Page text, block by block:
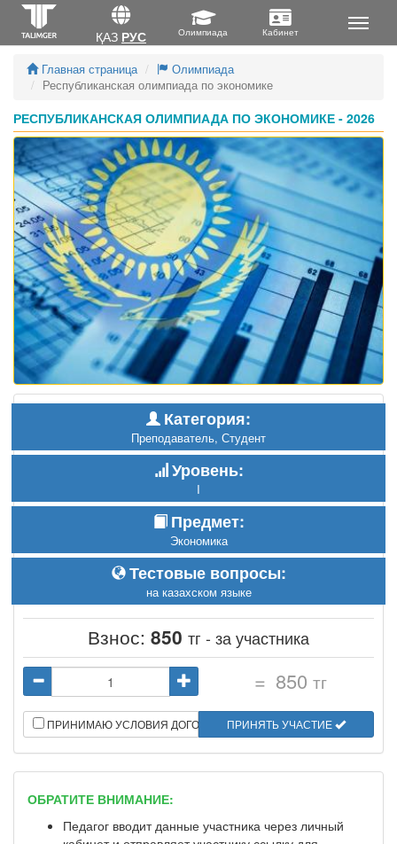
Главная страница
Олимпиада
Республиканская олимпиада по экономике
РЕСПУБЛИКАНСКАЯ ОЛИМПИАДА ПО ЭКОНОМИКЕ - 2026
Категория:
Преподаватель, Студент
Уровень:
I
Предмет:
Экономика
Тестовые вопросы:
на казахском языке
Взнос: 850 тг - за участника
= 850 тг
ПРИНИМАЮ УСЛОВИЯ ДОГОВОРА ПРИНЯТЬ УЧАСТИЕ
ОБРАТИТЕ ВНИМАНИЕ:
Педагог вводит данные участника через личный
ҚАЗ РУС